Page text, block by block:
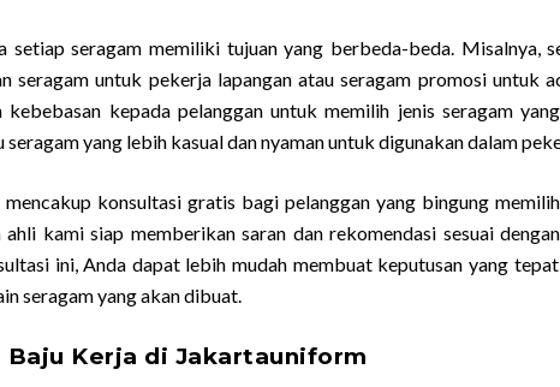
setiap seragam memiliki tujuan yang berbeda-beda. Misalnya,
seragam untuk pekerja lapangan atau seragam promosi untuk
kebebasan kepada pelanggan untuk memilih jenis seragam
yang lebih kasual dan nyaman untuk digunakan dalam
konsultasi gratis bagi pelanggan yang bingung
kami siap memberikan saran dan rekomendasi sesuai
ini, Anda dapat lebih mudah membuat keputusan yang
seragam yang akan dibuat.
Baju Kerja di Jakartauniform